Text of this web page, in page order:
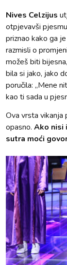
Nives Celzijus
otpjevavši
priznao kako ga
razmisli o
možeš biti
bila si jako, jako
poručila: „Mene
kao ti sada u
Ova vrsta vikanja
opasno. Ako nisi
sutra moći